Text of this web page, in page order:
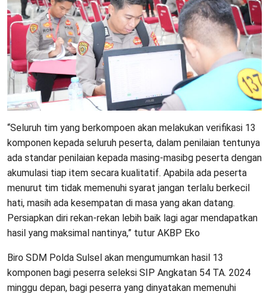
“Seluruh tim yang berkompoen akan melakukan verifikasi 13
komponen kepada seluruh peserta, dalam penilaian tentunya
ada standar penilaian kepada masing-masibg peserta dengan
akumulasi tiap item secara kualitatif. Apabila ada peserta
menurut tim tidak memenuhi syarat jangan terlalu berkecil
hati, masih ada kesempatan di masa yang akan datang.
Persiapkan diri rekan-rekan lebih baik lagi agar mendapatkan
hasil yang maksimal nantinya,” tutur AKBP Eko
Biro SDM Polda Sulsel akan mengumumkan hasil 13
komponen bagi peserra seleksi SIP Angkatan 54 TA. 2024
minggu depan, bagi peserra yang dinyatakan memenuhi